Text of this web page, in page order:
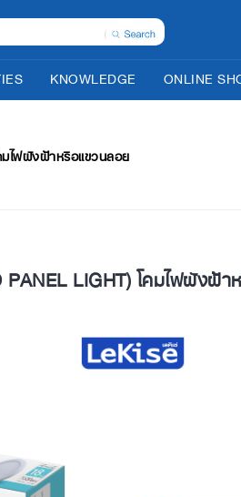
KNOWLEDGE ONLINE
ไฟฝังฝ้าหรือแขวนลอย
LIGHT) โคมไฟฝังฝ้